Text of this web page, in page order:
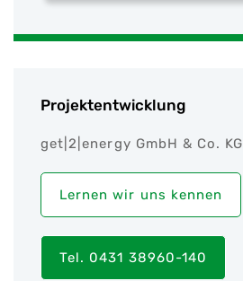
Projektentwicklung
get|2|energy GmbH & Co. KG
Lernen wir uns kennen
Tel. 0431 38960-140